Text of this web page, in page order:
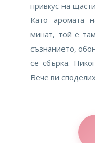
привкус на
Като аромата
минат, той е
съзнанието,
се сбърка.
Вече ви